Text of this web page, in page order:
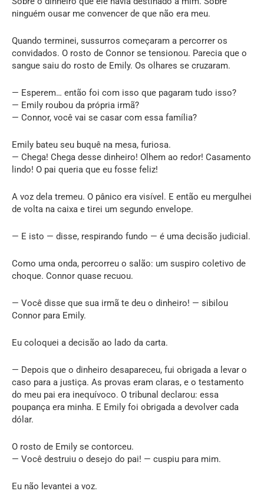
ninguém ousar me convencer de que não era meu.
Quando terminei, sussurros começaram a percorrer os
convidados. O rosto de Connor se tensionou. Parecia que o
sangue saiu do rosto de Emily. Os olhares se cruzaram.
— Esperem… então foi com isso que pagaram tudo isso?
— Emily roubou da própria irmã?
— Connor, você vai se casar com essa família?
Emily bateu seu buquê na mesa, furiosa.
— Chega! Chega desse dinheiro! Olhem ao redor! Casamento
lindo! O pai queria que eu fosse feliz!
A voz dela tremeu. O pânico era visível. E então eu mergulhei
de volta na caixa e tirei um segundo envelope.
— E isto — disse, respirando fundo — é uma decisão judicial.
Como uma onda, percorreu o salão: um suspiro coletivo de
choque. Connor quase recuou.
— Você disse que sua irmã te deu o dinheiro! — sibilou
Connor para Emily.
Eu coloquei a decisão ao lado da carta.
— Depois que o dinheiro desapareceu, fui obrigada a levar o
caso para a justiça. As provas eram claras, e o testamento
do meu pai era inequívoco. O tribunal declarou: essa
poupança era minha. E Emily foi obrigada a devolver cada
dólar.
O rosto de Emily se contorceu.
— Você destruiu o desejo do pai! — cuspiu para mim.
Eu não levantei a voz.